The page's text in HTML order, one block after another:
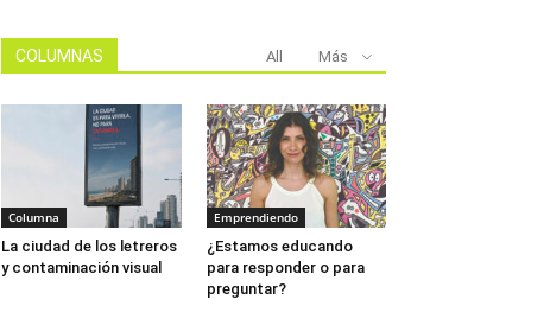
COLUMNAS All Más
Columna
La ciudad de los letreros
y contaminación visual
Emprendiendo
¿Estamos educando
para responder o para
preguntar?